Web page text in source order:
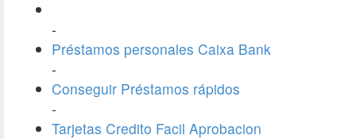
-
Préstamos personales Caixa Bank
-
Conseguir Préstamos rápidos
-
Tarjetas Credito Facil Aprobacion